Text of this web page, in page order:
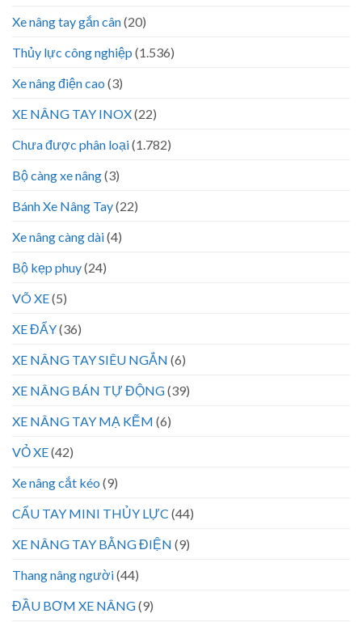
Xe nâng tay gắn cân(20)
Thủy lực công nghiệp (1.536)
Xe nâng điện cao (3)
XE NÂNG TAY INOX(22)
Chưa được phân loại(1.782)
Bộ càng xe nâng(3)
Bánh Xe Nâng Tay(22)
Xe nâng càng dài(4)
Bộ kẹp phuy(24)
VÕ XE(5)
XE ĐẨY(36)
XE NÂNG TAY SIÊU NGẮN (6)
XE NÂNG BÁN TỰ ĐỘNG(39)
XE NÂNG TAY MẠ KẼM (6)
VỎ XE(42)
Xe nâng cắt kéo (9)
CẨU TAY MINI THỦY LỰC (44)
XE NÂNG TAY BẰNG ĐIỆN (9)
Thang nâng người(44)
ĐẦU BƠM XE NÂNG(9)